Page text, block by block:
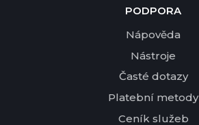
PODPORA
Nápověda
Nástroje
Časté dotazy
Platební metody
Ceník služeb